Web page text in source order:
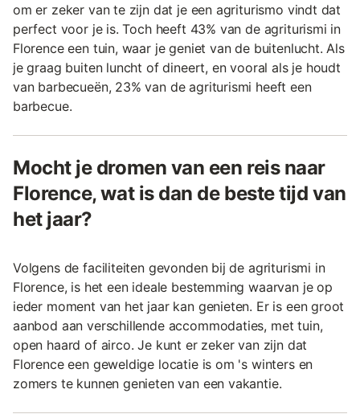
om er zeker van te zijn dat je een agriturismo vindt dat
perfect voor je is. Toch heeft 43% van de agriturismi in
Florence een tuin, waar je geniet van de buitenlucht. Als
je graag buiten luncht of dineert, en vooral als je houdt
van barbecueën, 23% van de agriturismi heeft een
barbecue.
Mocht je dromen van een reis naar
Florence, wat is dan de beste tijd van
het jaar?
Volgens de faciliteiten gevonden bij de agriturismi in
Florence, is het een ideale bestemming waarvan je op
ieder moment van het jaar kan genieten. Er is een groot
aanbod aan verschillende accommodaties, met tuin,
open haard of airco. Je kunt er zeker van zijn dat
Florence een geweldige locatie is om 's winters en
zomers te kunnen genieten van een vakantie.